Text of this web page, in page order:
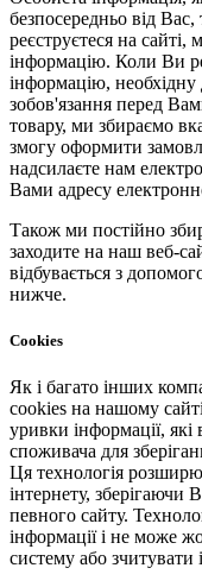
безпосередньо від
реєструєтеся на
інформацію. Коли Ви
інформацію,
зобов'язання перед
товару, ми збираємо
змогу оформити
надсилаєте нам
Вами адресу
Також ми постійно
заходите на наш веб-
відбувається з
нижче.
Cookies
Як і багато інших
cookies на нашому
уривки інформації,
споживача для
Ця технологія
інтернету, зберігаючи
певного сайту.
інформації і не може
систему або